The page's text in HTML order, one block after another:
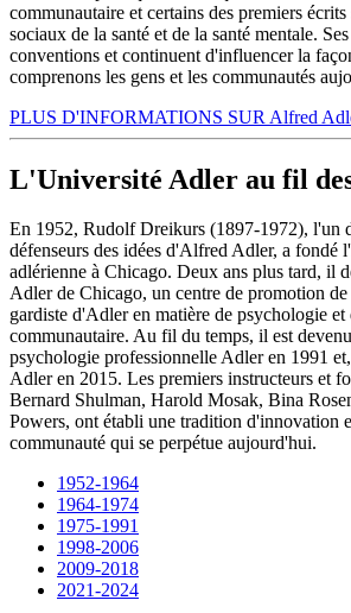
communautaire et certains des premiers
sociaux de la santé et de la santé mentale.
conventions et continuent d'influencer la
comprenons les gens et les communautés
PLUS D'INFORMATIONS SUR Alfred
L'Université Adler au fil
En 1952, Rudolf Dreikurs (1897-1972), l'un
défenseurs des idées d'Alfred Adler, a fondé
adlérienne à Chicago. Deux ans plus tard, il
Adler de Chicago, un centre de promotion
gardiste d'Adler en matière de psychologie et
communautaire. Au fil du temps, il est
psychologie professionnelle Adler en 1991
Adler en 2015. Les premiers instructeurs et
Bernard Shulman, Harold Mosak, Bina
Powers, ont établi une tradition d'innovation
communauté qui se perpétue aujourd'hui.
1952-1964
1964-1974
1975-1991
1998-2006
2009-2018
2021-2024